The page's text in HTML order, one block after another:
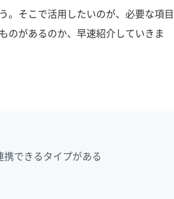
。そこで活用したいのが、必要な項目
のがあるのか、早速紹介していきま
できるタイプがある